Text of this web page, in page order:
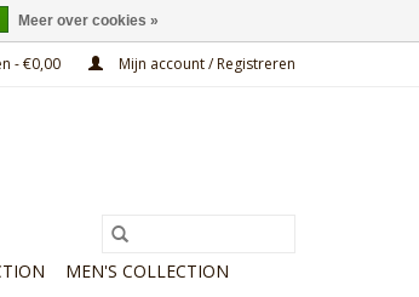
- €0,00 Mijn account / Registreren
MEN'S COLLECTION
Meer over cookies »